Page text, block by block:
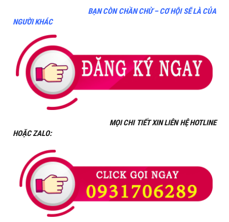
BẠN CÒN CHẦN CHỪ – CƠ HỘI SẼ LÀ CỦA
NGƯỜI KHÁC
MỌI CHI TIẾT XIN LIÊN HỆ HOTLINE
HOẶC ZALO: